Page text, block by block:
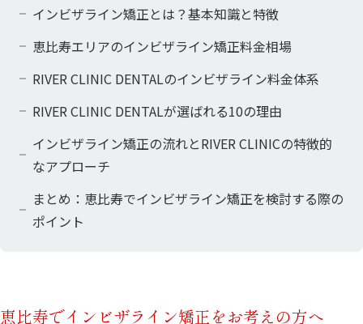
インビザライン矯正とは？基本知識と特徴
恵比寿エリアのインビザライン矯正料金相場
RIVER CLINIC DENTALのインビザライン料金体系
RIVER CLINIC DENTALが選ばれる10の理由
インビザライン矯正の流れとRIVER CLINICの特徴的
なアプローチ
まとめ：恵比寿でインビザライン矯正を検討する際の
ポイント
恵比寿でインビザライン矯正をお考えの方へ